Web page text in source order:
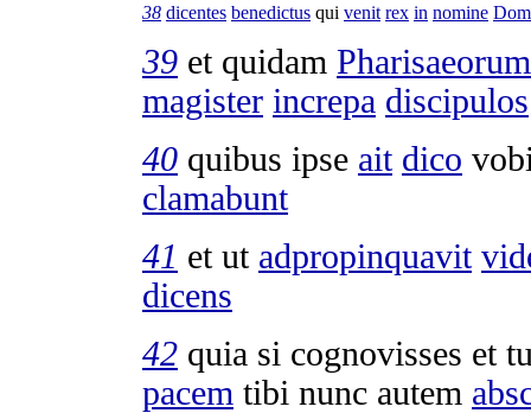
38 dicentes benedictus qui venit rex in nomine
39 et quidam Pharisaeorum
magister increpa discipulos
40 quibus ipse ait dico
clamabunt
41 et ut adpropinquavit
dicens
42 quia si cognovisses et
pacem tibi nunc autem